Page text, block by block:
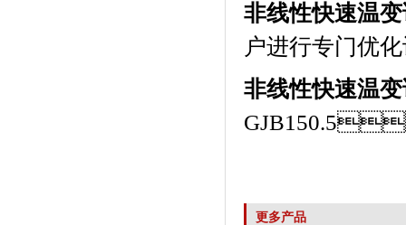
非线性快速温
户进行专门优化
非线性快速温
更多产品